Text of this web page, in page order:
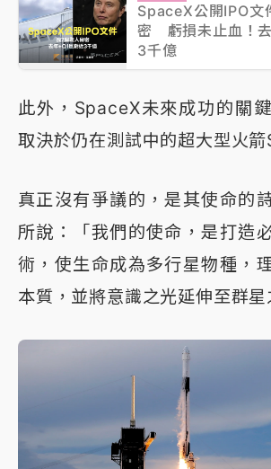
SpaceX公開IPO文
密 虧損未止血！
3千億
此外，SpaceX未來成功的關
取決於仍在測試中的超大型火
真正沒有爭議的，是其使命的
所說：「我們的使命，是打造
術，使生命成為多行星物種，
本質，並將意識之光延伸至群星